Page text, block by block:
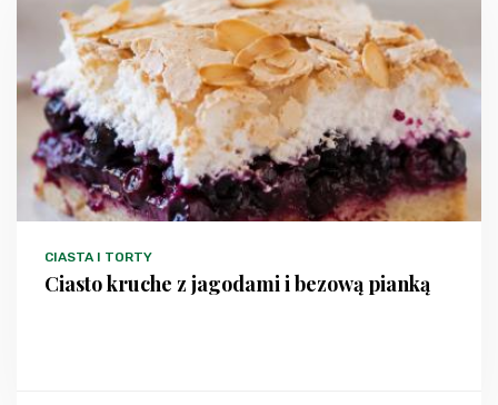
CIASTA I TORTY
Ciasto kruche z jagodami i bezową pianką